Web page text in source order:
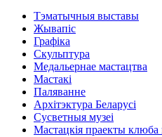
Тэматычныя выставы
Жывапіс
Графіка
Скульптура
Медальернае мастацтва
Мастакі
Паляванне
Архітэктура Беларусі
Сусветныя музеі
Мастацкія праекты клюба